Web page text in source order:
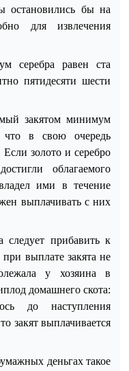
остановились бы на
для извлечения
серебра равен ста
пятидесяти шести
закятом минимум
что в свою очередь
Если золото и серебро
облагаемого
ими в течение
выплачивать с них
прибавить к
выплате закята не
у хозяина в
домашнего скота:
до наступления
закят выплачивается
деньгах такое